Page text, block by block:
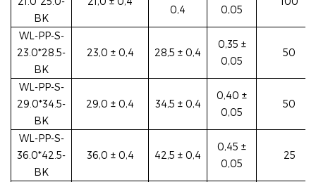
BK
0,4
0,05
WL-PP-S-
23.0*28.5-
BK
23,0 ± 0,4 28,5 ± 0,4
0,35 ±
0,05
50
WL-PP-S-
29.0*34.5-
BK
29,0 ± 0,4 34,5 ± 0,4
0,40 ±
0,05
50
WL-PP-S-
36.0*42.5-
BK
36,0 ± 0,4 42,5 ± 0,4
0,45 ±
0,05
25